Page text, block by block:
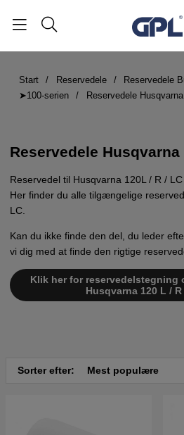
Start Reservedele
Reservedele
➤100-serien
Reservedele
Reservedele Husqvarna
Reservedel til Husqvarna 120L / R / LC
Her finder du alle tilgængelige
LC.
Kan du ikke finde den del, du leder
vi dig med at finde den rigtige
Klik her for reservedelstegning
Husqvarna 120 L / R
Sorter efter: Mest populære